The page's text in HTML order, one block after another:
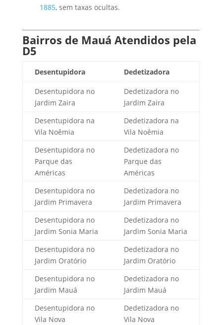
1885, sem taxas ocultas.
Bairros de Mauá Atendidos pela
D5
Desentupidora Dedetizadora
Desentupidora no
Jardim Zaira
Dedetizadora no
Jardim Zaira
Desentupidora na
Vila Noêmia
Dedetizadora na
Vila Noêmia
Desentupidora no
Parque das
Américas
Dedetizadora no
Parque das
Américas
Desentupidora no
Jardim Primavera
Dedetizadora no
Jardim Primavera
Desentupidora no
Jardim Sonia Maria
Dedetizadora no
Jardim Sonia Maria
Desentupidora no
Jardim Oratório
Dedetizadora no
Jardim Oratório
Desentupidora no
Jardim Mauá
Dedetizadora no
Jardim Mauá
Desentupidora no
Vila Nova
Dedetizadora no
Vila Nova